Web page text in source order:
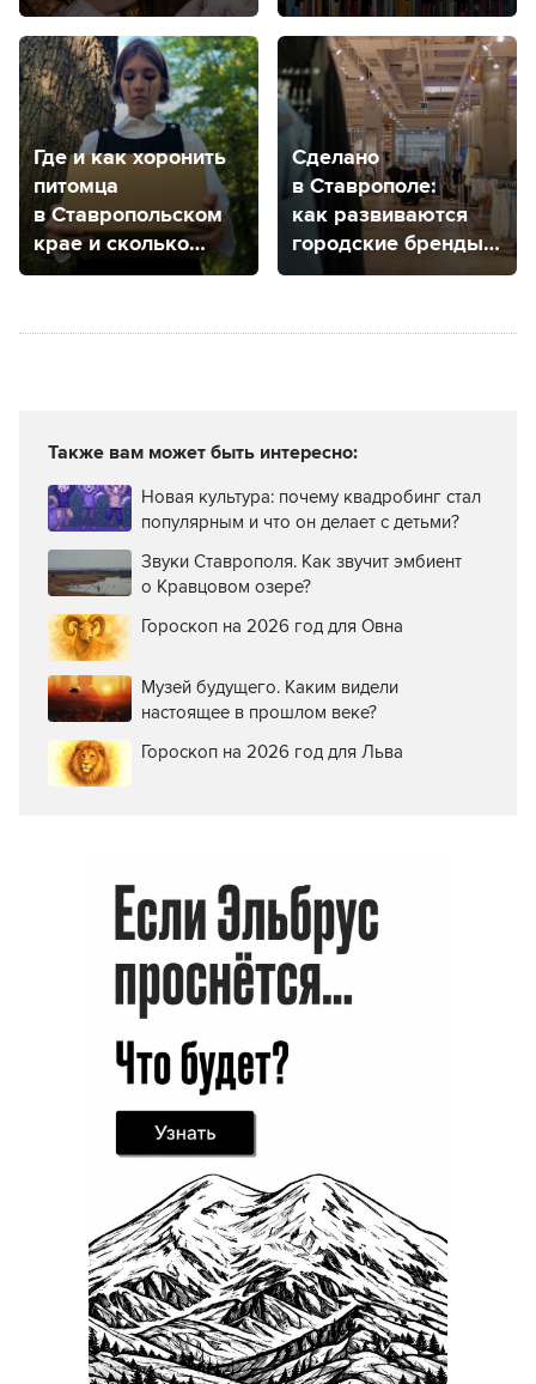
Где и как хоронить
питомца
в Ставропольском
крае и сколько
это стоит?
Сделано
в Ставрополе:
как развиваются
городские бренды
одежды?
Также вам может быть интересно:
Новая культура: почему квадробинг стал
популярным и что он делает с детьми?
Звуки Ставрополя. Как звучит эмбиент
о Кравцовом озере?
Гороскоп на 2026 год для Овна
Музей будущего. Каким видели
настоящее в прошлом веке?
Гороскоп на 2026 год для Льва